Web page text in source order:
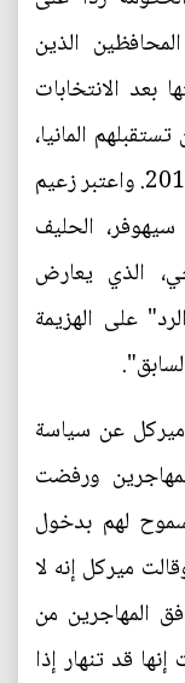
الذين
الانتخابات
المانيا،
بعد وصول 1،1 مليون طالب لجوء في 2015. واعتبر زعيم
الحليف
الذي يعارض
على الهزيمة
ميركل عن سياسة
ورفضت
لهم بدخول
ميركل إنه لا
المهاجرين من
قد تنهار إذا